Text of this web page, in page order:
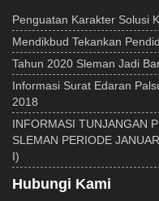
Penguatan Karakter Solusi
Mendikbud Tekankan
Tahun 2020 Sleman Jadi
Informasi Surat Edaran
2018
INFORMASI TUNJANGAN
SLEMAN PERIODE
I)
Hubungi Kami